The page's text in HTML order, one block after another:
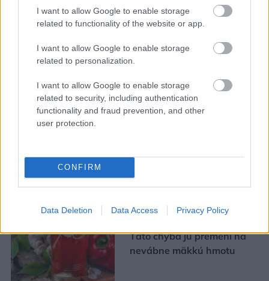
I want to allow Google to enable storage
related to functionality of the website or app.
I want to allow Google to enable storage
related to personalization.
I want to allow Google to enable storage
related to security, including authentication
functionality and fraud prevention, and other
user protection.
CONFIRM
Data Deletion Data Access Privacy Policy
Ružomberok sa konečne
železničnej stanice sa stáva
realitou
Rekonštrukcia Mestskej
Táto chyba ju premení na
nevábne mäkkú hmotu